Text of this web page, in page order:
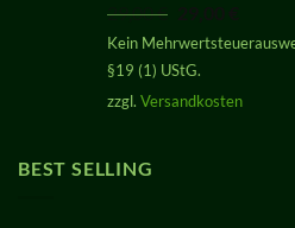
von 5
29,00€
Preis
war:
Preis
Kein
§19 (1) UStG.
zzgl. Versandkosten
BEST SELLING